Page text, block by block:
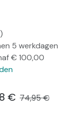
5 werkdagen
€ 100,00
€ 74,95€